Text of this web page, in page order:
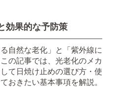
効果的な予防策
自然な老化」と「紫外線に
の記事では、光老化のメカ
て日焼け止めの選び方・使
おきたい基本事項を解説。